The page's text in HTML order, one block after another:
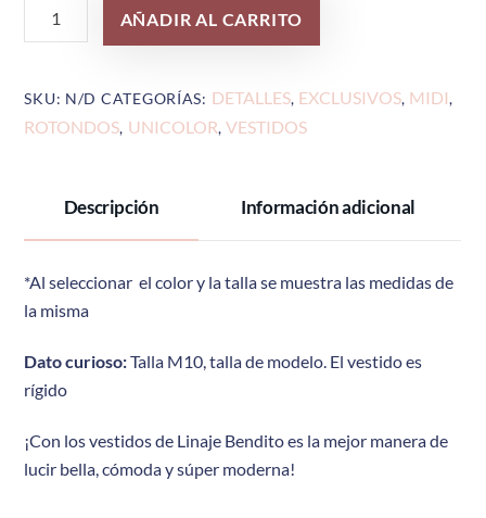
AÑADIR AL CARRITO
SKU: N/D CATEGORÍAS: DETALLES, EXCLUSIVOS, MIDI,
ROTONDOS, UNICOLOR,VESTIDOS
Descripción Información adicional
*Al seleccionar el color y la talla se muestra las medidas de
la misma
Dato curioso:Talla M10, talla de modelo. El vestido es
rígido
¡Con los vestidos de Linaje Bendito es la mejor manera de
lucir bella, cómoda y súper moderna!